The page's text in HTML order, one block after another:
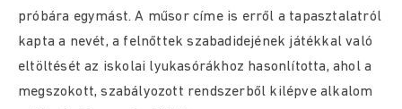
próbára egymást. A műsor címe is erről a tapasztalatról
kapta a nevét, a felnőttek szabadidejének játékkal való
eltöltését az iskolai lyukasórákhoz hasonlította, ahol a
megszokott, szabályozott rendszerből kilépve alkalom